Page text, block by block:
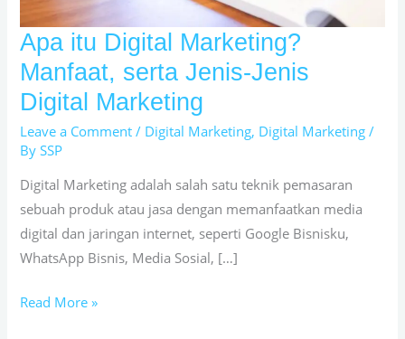
Apa itu Digital Marketing?
Manfaat, serta Jenis-Jenis
Digital Marketing
Leave a Comment / Digital Marketing, Digital Marketing /
BySSP
Digital Marketing adalah salah satu teknik pemasaran
sebuah produk atau jasa dengan memanfaatkan media
digital dan jaringan internet, seperti Google Bisnisku,
WhatsApp Bisnis, Media Sosial, […]
Apa
itu
Marketing?
Manfaat,
serta
Jenis-
Jenis
Digital
Marketing
Read More »